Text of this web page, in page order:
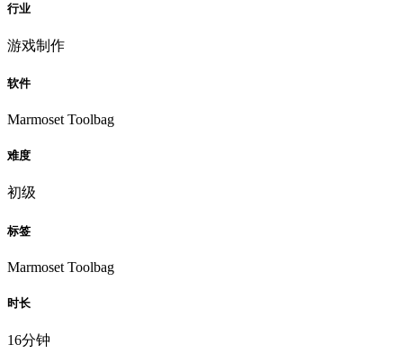
行业
游戏制作
软件
Marmoset Toolbag
难度
初级
标签
Marmoset Toolbag
时长
16分钟